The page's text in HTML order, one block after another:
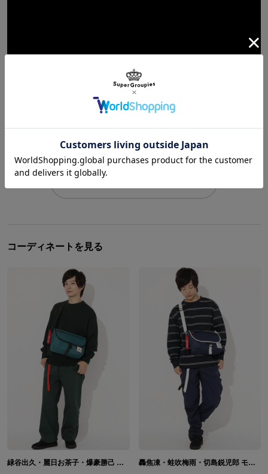
【僕のヒーローアカデミア】ファッションアイテムが新登場！
コーディネートを見る
緑谷出久・麗日お茶子・爆豪勝己 モデル メッセンジャーバッグ 僕のヒーローアカデミア 轟焦凍・蛙吹梅雨・切島鋭児郎 モデル メッセンジャーバッグ 僕のヒーローアカデミア